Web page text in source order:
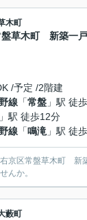
木町
草木町 新築一
/予定 /2階建
線 「常盤 」駅 徒
」駅 徒歩12分
線 「鳴滝 」駅 徒
京区常盤草木町 新
んか。
藪町